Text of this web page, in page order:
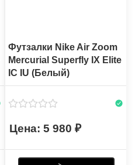
Футзалки Nike Air Zoom
Mercurial Superfly IX Elite
IC IU (Белый)
5 980